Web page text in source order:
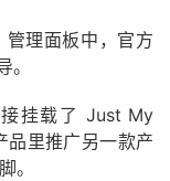
理面板中，官方
挂载了 Just My
品里推广另一款产
。